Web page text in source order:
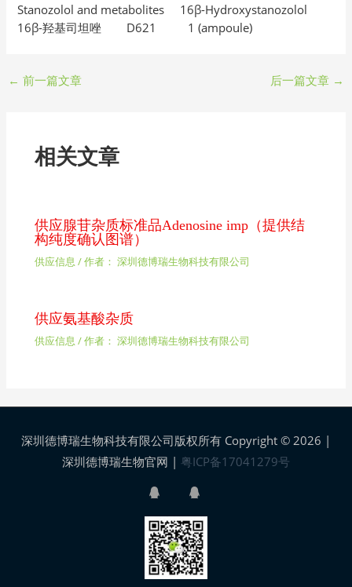
Stanozolol and metabolites 16β-Hydroxystanozolol
16β-羟基司坦唑 D621 1 (ampoule)
← 前一篇文章 后一篇文章 →
相关文章
供应腺苷杂质标准品Adenosine imp（提供结
构纯度确认图谱）
供应信息 / 作者： 深圳德博瑞生物科技有限公司
供应氨基酸杂质
供应信息 / 作者： 深圳德博瑞生物科技有限公司
深圳德博瑞生物科技有限公司版权所有 Copyright © 2026 |
深圳德博瑞生物官网 | 粤ICP备17041279号